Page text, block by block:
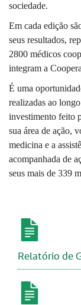
sociedade.
Em cada edição
seus resultados,
2800 médicos
integram a
É uma
realizadas ao
investimento feito
sua área de ação,
medicina e a
acompanhada de
seus mais de 339
Relatório de